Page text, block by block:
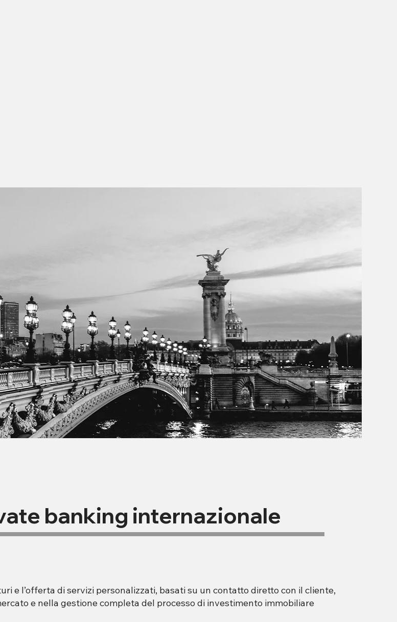
banking internazionale
e l’offerta di servizi personalizzati, basati su un contatto diretto con il cliente,
e nella gestione completa del processo di investimento immobiliare